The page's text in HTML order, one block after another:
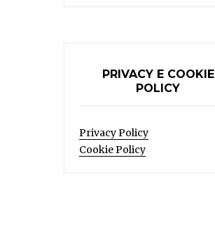
PRIVACY E COOKIE
POLICY
Privacy Policy
Cookie Policy